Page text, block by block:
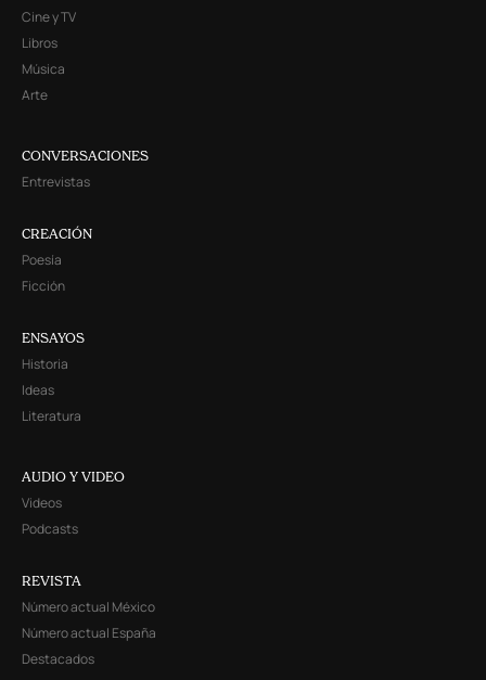
Cine y TV
Libros
Música
Arte
CONVERSACIONES
Entrevistas
CREACIÓN
Poesía
Ficción
ENSAYOS
Historia
Ideas
Literatura
AUDIO Y VIDEO
Videos
Podcasts
REVISTA
Número actual México
Número actual España
Destacados